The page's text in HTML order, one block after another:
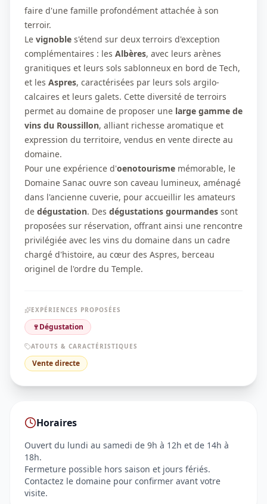
faire d'une famille profondément attachée à son
terroir.
Le vignoble s'étend sur deux terroirs d'exception
complémentaires : les Albères, avec leurs arènes
granitiques et leurs sols sablonneux en bord de Tech,
et les Aspres, caractérisées par leurs sols argilo-
calcaires et leurs galets. Cette diversité de terroirs
permet au domaine de proposer une large gamme de
vins du Roussillon, alliant richesse aromatique et
expression du territoire, vendus en vente directe au
domaine.
Pour une expérience d'oenotourisme mémorable, le
Domaine Sanac ouvre son caveau lumineux, aménagé
dans l'ancienne cuverie, pour accueillir les amateurs
de dégustation. Des dégustations gourmandes sont
proposées sur réservation, offrant ainsi une rencontre
privilégiée avec les vins du domaine dans un cadre
chargé d'histoire, au cœur des Aspres, berceau
originel de l'ordre du Temple.
EXPÉRIENCES PROPOSÉES
🍷Dégustation
ATOUTS & CARACTÉRISTIQUES
Vente directe
Horaires
Ouvert du lundi au samedi de 9h à 12h et de 14h à
18h.
Fermeture possible hors saison et jours fériés.
Contactez le domaine pour confirmer avant votre
visite.